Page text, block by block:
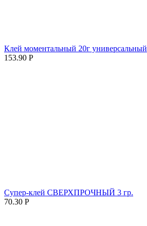
Клей моментальный 20г универсальный
153.90 Р
Супер-клей СВЕРХПРОЧНЫЙ 3 гр.
70.30 Р